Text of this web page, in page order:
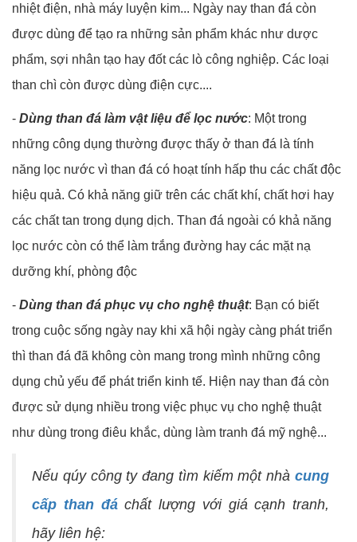
nhiệt điện, nhà máy luyện kim... Ngày nay than đá còn
được dùng để tạo ra những sản phẩm khác như dược
phẩm, sợi nhân tạo hay đốt các lò công nghiệp. Các loại
than chì còn được dùng điện cực....
- Dùng than đá làm vật liệu để lọc nước: Một trong
những công dụng thường được thấy ở than đá là tính
năng lọc nước vì than đá có hoạt tính hấp thu các chất độc
hiệu quả. Có khả năng giữ trên các chất khí, chất hơi hay
các chất tan trong dụng dịch. Than đá ngoài có khả năng
lọc nước còn có thể làm trắng đường hay các mặt nạ
dưỡng khí, phòng độc
- Dùng than đá phục vụ cho nghệ thuật: Bạn có biết
trong cuộc sống ngày nay khi xã hội ngày càng phát triển
thì than đá đã không còn mang trong mình những công
dụng chủ yếu để phát triển kinh tế. Hiện nay than đá còn
được sử dụng nhiều trong việc phục vụ cho nghệ thuật
như dùng trong điêu khắc, dùng làm tranh đá mỹ nghệ...
Nếu qúy công ty đang tìm kiếm một nhà cung
cấp than đáchất lượng với giá cạnh tranh,
hãy liên hệ: